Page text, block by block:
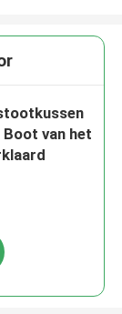
van het